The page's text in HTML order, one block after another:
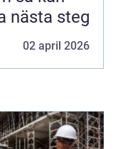
nästa steg
02 april 2026